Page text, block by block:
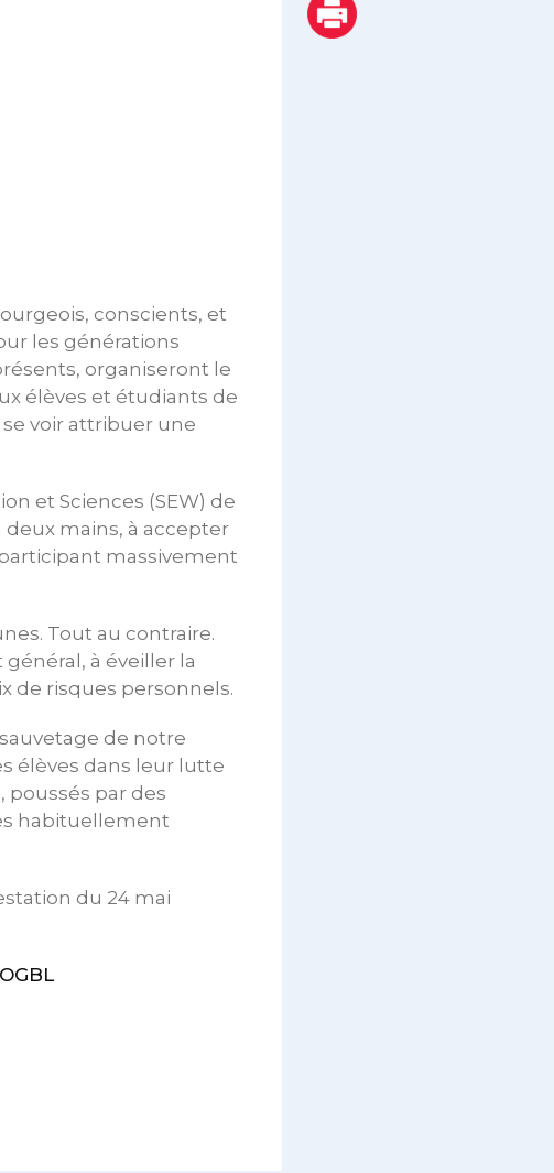
conscients, et
les générations
organiseront le
élèves et étudiants de
voir attribuer une
et Sciences (SEW) de
deux mains, à accepter
massivement
Tout au contraire.
à éveiller la
de risques personnels.
de notre
élèves dans leur lutte
par des
habituellement
du 24 mai